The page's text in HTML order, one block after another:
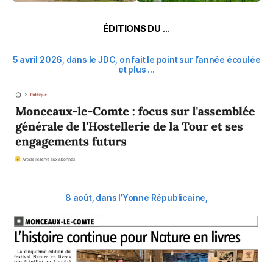
ÉDITIONS DU …
5 avril 2026, dans le JDC, on fait le point sur l’année écoulée
et plus …
8 août, dans l’Yonne Républicaine,